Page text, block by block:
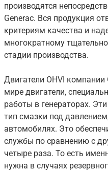
производятся
Generac. Вся продукция
критериям качества и
многократному
стадии производства.
Двигатели OHVI
мире двигатели,
работы в генераторах.
тип смазки под
автомобилях. Это
службы по сравнению с
четыре раза. То есть
нужна в случаях